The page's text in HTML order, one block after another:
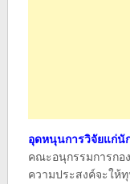
อุดหนุนการวิจัยแก่นั
คณะอนุกรรมการกอ
ความประสงค์จะให้